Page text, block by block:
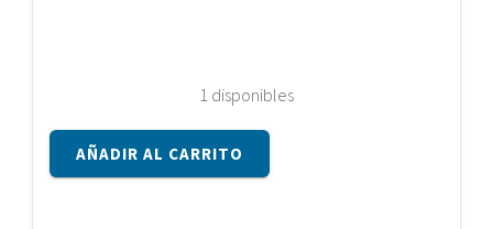
1 disponibles
Placa
base
AÑADIR AL CARRITO